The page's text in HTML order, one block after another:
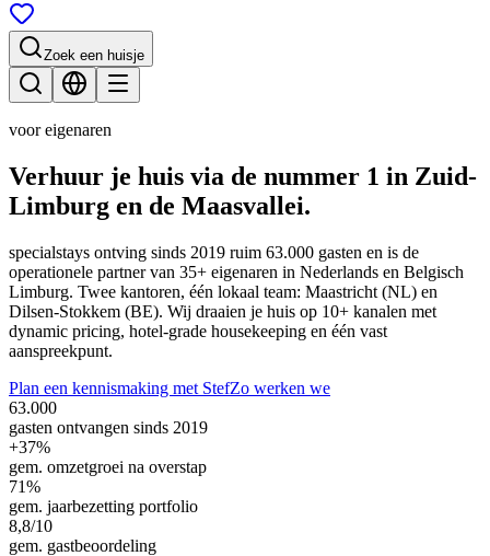
Zoek een huisje
voor eigenaren
Verhuur je huis via de nummer 1 in Zuid-
Limburg en de Maasvallei.
specialstays ontving sinds 2019 ruim 63.000 gasten en is de
operationele partner van 35+ eigenaren in Nederlands en Belgisch
Limburg. Twee kantoren, één lokaal team: Maastricht (NL) en
Dilsen-Stokkem (BE). Wij draaien je huis op 10+ kanalen met
dynamic pricing, hotel-grade housekeeping en één vast
aanspreekpunt.
Plan een kennismaking met StefZo werken we
63.000
gasten ontvangen sinds 2019
+37%
gem. omzetgroei na overstap
71%
gem. jaarbezetting portfolio
8,8/10
gem. gastbeoordeling